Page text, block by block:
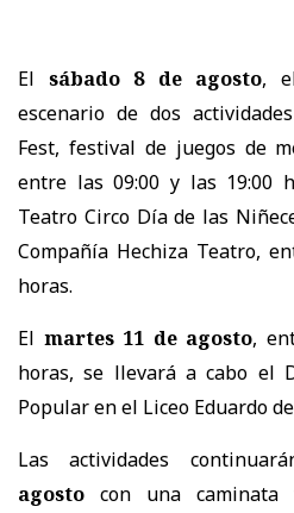
El sábado 8 de agosto,
escenario de dos
Fest, festival de juegos de
entre las 09:00 y las 19:00
Teatro Circo Día de las
Compañía Hechiza Teatro,
horas.
El martes 11 de agosto,
horas, se llevará a cabo el
Popular en el Liceo Eduardo
Las actividades
agosto con una